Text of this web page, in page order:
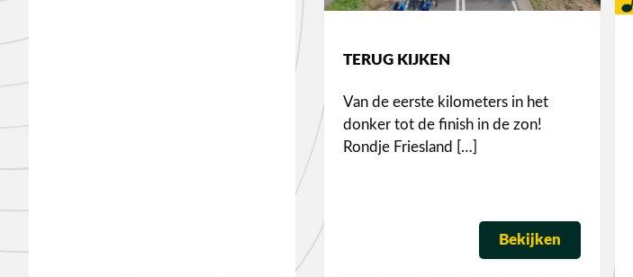
TERUG KIJKEN
Van de eerste kilometers in het
donker tot de finish in de zon!
Rondje Friesland […]
Bekijken